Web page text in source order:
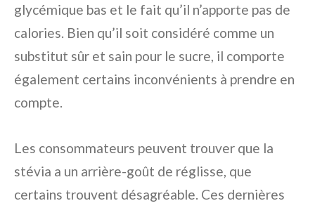
glycémique bas et le fait qu’il n’apporte pas de
calories. Bien qu’il soit considéré comme un
substitut sûr et sain pour le sucre, il comporte
également certains inconvénients à prendre en
compte.
Les consommateurs peuvent trouver que la
stévia a un arrière-goût de réglisse, que
certains trouvent désagréable. Ces dernières